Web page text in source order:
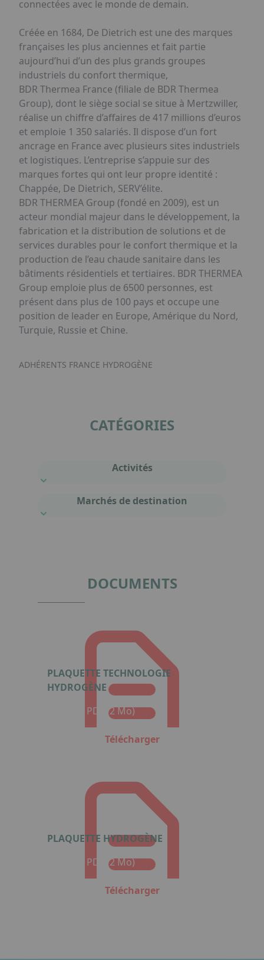
connectées avec le monde de demain.
Créée en 1684, De Dietrich est une des marques
françaises les plus anciennes et fait partie
aujourd’hui d’un des plus grands groupes
industriels du confort thermique,
BDR Thermea France (filiale de BDR Thermea
Group), dont le siège social se situe à Mertzwiller,
réalise un chiffre d’affaires de 417 millions d’euros
et emploie 1 350 salariés. Il dispose d’un fort
ancrage en France avec plusieurs sites industriels
et logistiques. L’entreprise s’appuie sur des
marques fortes qui ont leur propre identité :
Chappée, De Dietrich, SERV’élite.
BDR THERMEA Group (fondé en 2009), est un
acteur mondial majeur dans le développement, la
fabrication et la distribution de solutions et de
services durables pour le confort thermique et la
production de l’eau chaude sanitaire dans les
bâtiments résidentiels et tertiaires. BDR THERMEA
Group emploie plus de 6500 personnes, est
présent dans plus de 100 pays et occupe une
position de leader en Europe, Amérique du Nord,
Turquie, Russie et Chine.
ADHÉRENTS FRANCE HYDROGÈNE
CATÉGORIES
Activités
Marchés de destination
DOCUMENTS
PLAQUETTE TECHNOLOGIE
HYDROGÈNE
Format : PDF (2 Mo)
Télécharger
PLAQUETTE HYDROGÈNE
Format : PDF (2 Mo)
Télécharger